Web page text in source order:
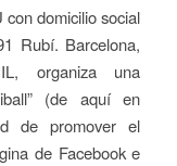
domicilio social
Rubí. Barcelona,
organiza una
(de aquí en
de promover el
de Facebook e